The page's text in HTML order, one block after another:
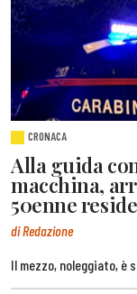
CRONACA
Alla guida
macchina,
50enne
di Redazione
Il mezzo, noleggiato, è